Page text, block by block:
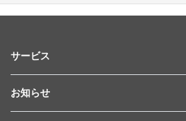
サービス
お知らせ